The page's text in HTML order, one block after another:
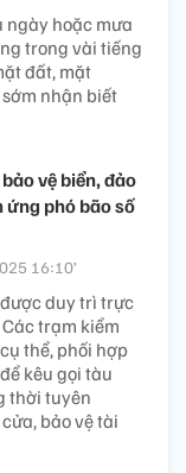
ngày hoặc mưa
trong vài tiếng
đất, mặt
nhận biết
vệ biển, đảo
ứng phó bão số
16:10’
duy trì trực
trạm kiểm
thể, phối hợp
kêu gọi tàu
thời tuyên
bảo vệ tài